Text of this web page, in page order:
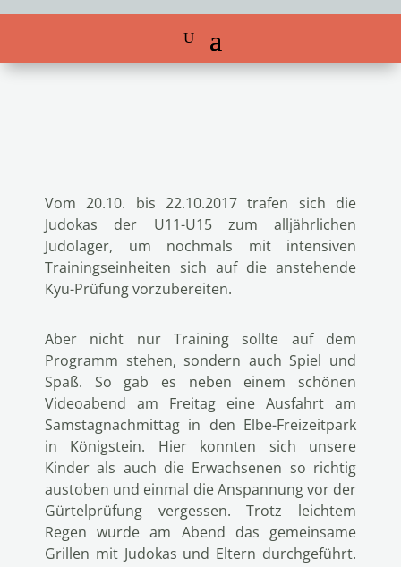
Vom 20.10. bis 22.10.2017 trafen sich die
Judokas der U11-U15 zum alljährlichen
Judolager, um nochmals mit intensiven
Trainingseinheiten sich auf die anstehende
Kyu-Prüfung vorzubereiten.
Aber nicht nur Training sollte auf dem
Programm stehen, sondern auch Spiel und
Spaß. So gab es neben einem schönen
Videoabend am Freitag eine Ausfahrt am
Samstagnachmittag in den Elbe-Freizeitpark
in Königstein. Hier konnten sich unsere
Kinder als auch die Erwachsenen so richtig
austoben und einmal die Anspannung vor der
Gürtelprüfung vergessen. Trotz leichtem
Regen wurde am Abend das gemeinsame
Grillen mit Judokas und Eltern durchgeführt.